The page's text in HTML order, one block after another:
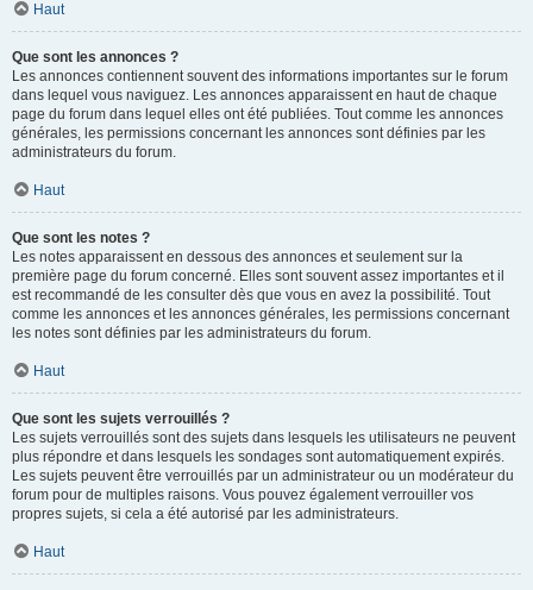
Haut
Que sont les annonces ?
Les annonces contiennent souvent des informations importantes sur le forum
dans lequel vous naviguez. Les annonces apparaissent en haut de chaque
page du forum dans lequel elles ont été publiées. Tout comme les annonces
générales, les permissions concernant les annonces sont définies par les
administrateurs du forum.
Haut
Que sont les notes ?
Les notes apparaissent en dessous des annonces et seulement sur la
première page du forum concerné. Elles sont souvent assez importantes et il
est recommandé de les consulter dès que vous en avez la possibilité. Tout
comme les annonces et les annonces générales, les permissions concernant
les notes sont définies par les administrateurs du forum.
Haut
Que sont les sujets verrouillés ?
Les sujets verrouillés sont des sujets dans lesquels les utilisateurs ne peuvent
plus répondre et dans lesquels les sondages sont automatiquement expirés.
Les sujets peuvent être verrouillés par un administrateur ou un modérateur du
forum pour de multiples raisons. Vous pouvez également verrouiller vos
propres sujets, si cela a été autorisé par les administrateurs.
Haut